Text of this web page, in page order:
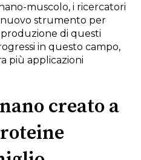
muscolo, i ricercatori
nuovo strumento per
di questi
in questo campo,
più applicazioni
creato a